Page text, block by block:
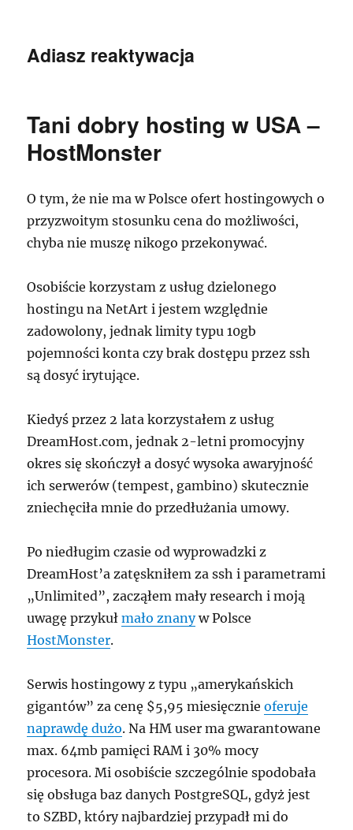
Adiasz reaktywacja
Tani dobry hosting w USA –
HostMonster
O tym, że nie ma w Polsce ofert hostingowych o
przyzwoitym stosunku cena do możliwości,
chyba nie muszę nikogo przekonywać.
Osobiście korzystam z usług dzielonego
hostingu na NetArt i jestem względnie
zadowolony, jednak limity typu 10gb
pojemności konta czy brak dostępu przez ssh
są dosyć irytujące.
Kiedyś przez 2 lata korzystałem z usług
DreamHost.com, jednak 2-letni promocyjny
okres się skończył a dosyć wysoka awaryjność
ich serwerów (tempest, gambino) skutecznie
zniechęciła mnie do przedłużania umowy.
Po niedługim czasie od wyprowadzki z
DreamHost’a zatęskniłem za ssh i parametrami
„Unlimited”, zacząłem mały research i moją
uwagę przykułmało znanyw Polsce
HostMonster.
Serwis hostingowy z typu „amerykańskich
gigantów” za cenę $5,95 miesięcznieoferuje
naprawdę dużo. Na HM user ma gwarantowane
max. 64mb pamięci RAM i 30% mocy
procesora. Mi osobiście szczególnie spodobała
się obsługa baz danych PostgreSQL, gdyż jest
to SZBD, który najbardziej przypadł mi do